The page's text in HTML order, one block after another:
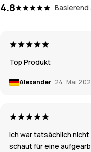
4.8 Basierend
Top Produkt
Alexander 24. Mai
Ich war tatsächlich
schaut für eine